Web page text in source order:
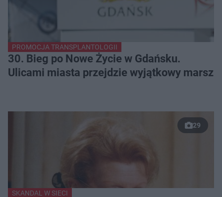
PROMOCJA TRANSPLANTOLOGII
30. Bieg po Nowe Życie w Gdańsku.
Ulicami miasta przejdzie wyjątkowy marsz
29
SKANDAL W SIECI